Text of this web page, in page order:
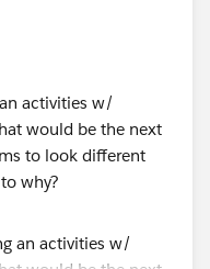
activities w/
would be the next
to look different
why?